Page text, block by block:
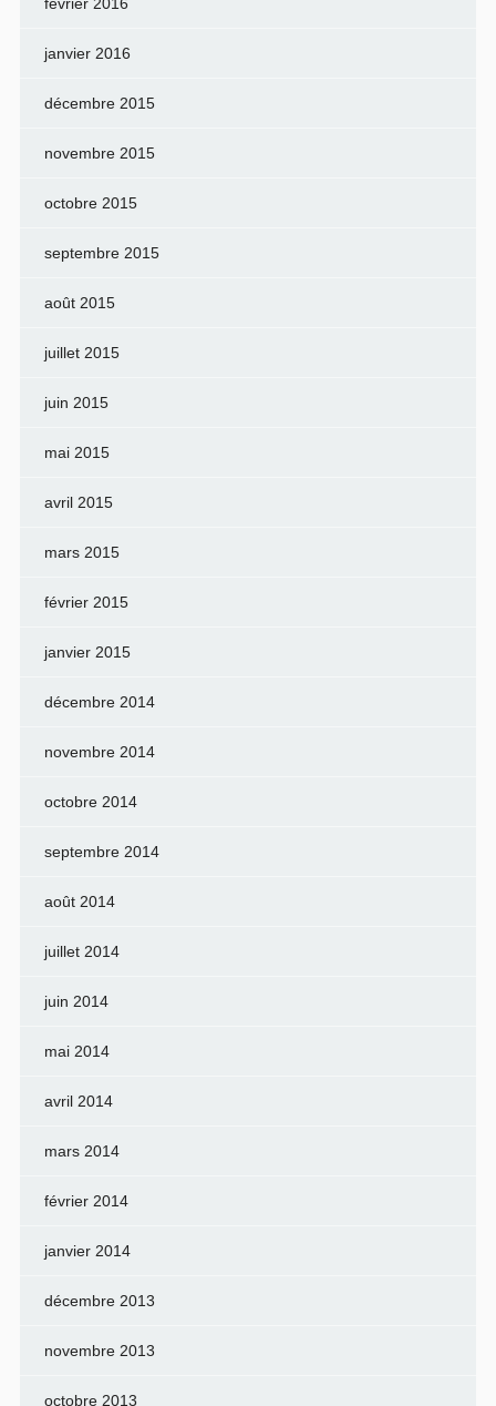
janvier 2016
décembre 2015
novembre 2015
octobre 2015
septembre 2015
août 2015
juillet 2015
juin 2015
mai 2015
avril 2015
mars 2015
février 2015
janvier 2015
décembre 2014
novembre 2014
octobre 2014
septembre 2014
août 2014
juillet 2014
juin 2014
mai 2014
avril 2014
mars 2014
février 2014
janvier 2014
décembre 2013
novembre 2013
octobre 2013